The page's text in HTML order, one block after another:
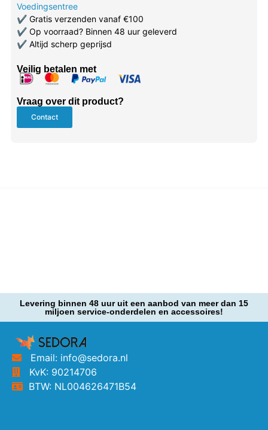
Voedingsentree
✔Gratis verzenden vanaf €100
✔Op voorraad? Binnen 48 uur geleverd
✔Altijd scherp geprijsd
Veilig betalen met
Vraag over dit product?
Contact
Levering binnen 48 uur uit een aanbod van meer dan 15
miljoen service-onderdelen en accessoires!
Email: info@sedora.nl
KvK: 90214706
BTW: NL004626471B54